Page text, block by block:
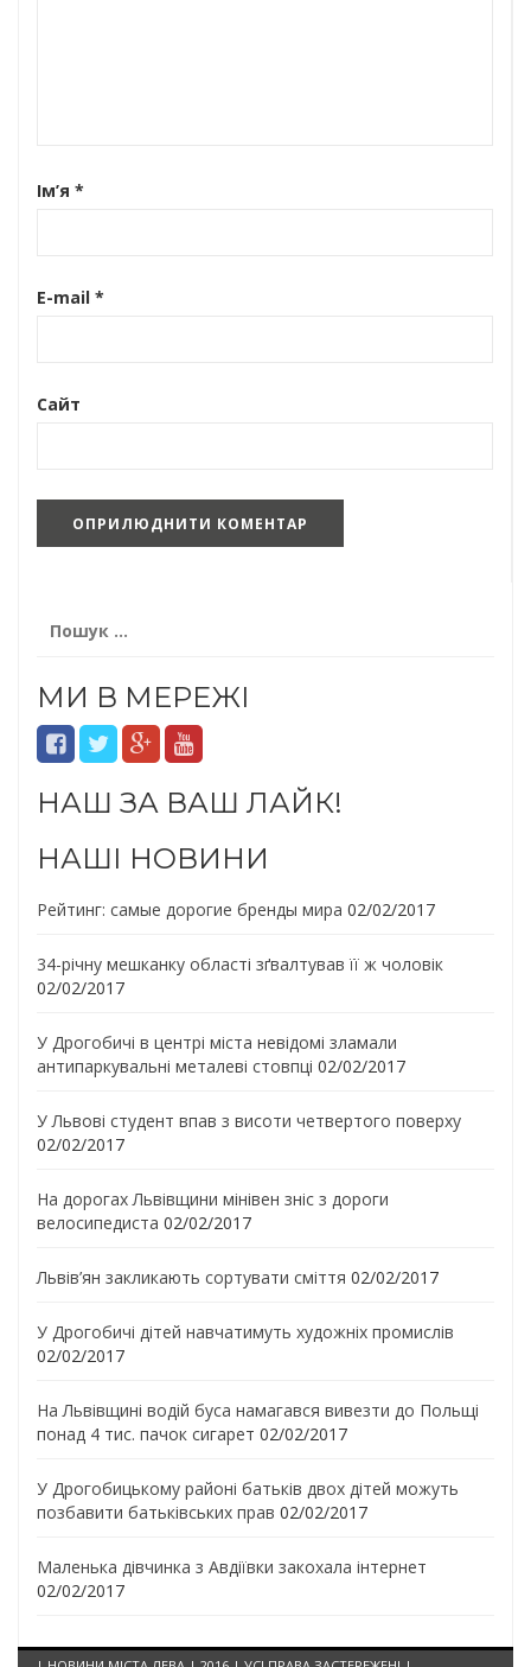
Ім’я *
E-mail *
Сайт
МИ В МЕРЕЖІ
НАШ ЗА ВАШ ЛАЙК!
НАШІ НОВИНИ
Рейтинг: самые дорогие бренды мира 02/02/2017
34-річну мешканку області зґвалтував її ж чоловік
02/02/2017
У Дрогобичі в центрі міста невідомі зламали
антипаркувальні металеві стовпці 02/02/2017
У Львові студент впав з висоти четвертого поверху
02/02/2017
На дорогах Львівщини мінівен зніс з дороги
велосипедиста 02/02/2017
Львів’ян закликають сортувати сміття 02/02/2017
У Дрогобичі дітей навчатимуть художніх промислів
02/02/2017
На Львівщині водій буса намагався вивезти до Польщі
понад 4 тис. пачок сигарет 02/02/2017
У Дрогобицькому районі батьків двох дітей можуть
позбавити батьківських прав 02/02/2017
Маленька дівчинка з Авдіївки закохала інтернет
02/02/2017